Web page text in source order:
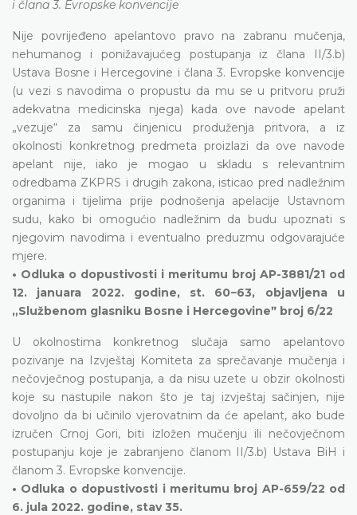
i člana 3. Evropske konvencije
Nije povrijeđeno apelantovo pravo na zabranu mučenja,
nehumanog i ponižavajućeg postupanja iz člana II/3.b)
Ustava Bosne i Hercegovine i člana 3. Evropske konvencije
(u vezi s navodima o propustu da mu se u pritvoru pruži
adekvatna medicinska njega) kada ove navode apelant
„vezuje“ za samu činjenicu produženja pritvora, a iz
okolnosti konkretnog predmeta proizlazi da ove navode
apelant nije, iako je mogao u skladu s relevantnim
odredbama ZKPRS i drugih zakona, isticao pred nadležnim
organima i tijelima prije podnošenja apelacije Ustavnom
sudu, kako bi omogućio nadležnim da budu upoznati s
njegovim navodima i eventualno preduzmu odgovarajuće
mjere.
• Odluka o dopustivosti i meritumu broj AP-3881/21 od
12. januara 2022. godine, st. 60−63, objavljena u
„Službenom glasniku Bosne i Hercegovineˮ broj 6/22
U okolnostima konkretnog slučaja samo apelantovo
pozivanje na Izvještaj Komiteta za sprečavanje mučenja i
nečovječnog postupanja, a da nisu uzete u obzir okolnosti
koje su nastupile nakon što je taj izvještaj sačinjen, nije
dovoljno da bi učinilo vjerovatnim da će apelant, ako bude
izručen Crnoj Gori, biti izložen mučenju ili nečovječnom
postupanju koje je zabranjeno članom II/3.b) Ustava BiH i
članom 3. Evropske konvencije.
• Odluka o dopustivosti i meritumu broj AP-659/22 od
6. jula 2022. godine, stav 35.